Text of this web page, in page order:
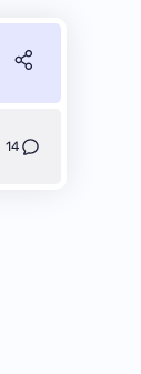
14